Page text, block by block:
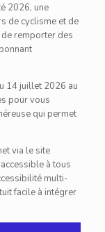
2026, une
de cyclisme et de
de remporter des
14 juillet 2026 au
pour vous
qui permet
via le site
à tous
multi-
facile à intégrer